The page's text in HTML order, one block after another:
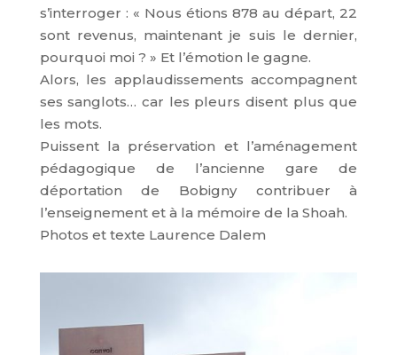
s’interroger : « Nous étions 878 au départ, 22
sont revenus, maintenant je suis le dernier,
pourquoi moi ? » Et l’émotion le gagne.
Alors, les applaudissements accompagnent
ses sanglots… car les pleurs disent plus que
les mots.
Puissent la préservation et l’aménagement
pédagogique de l’ancienne gare de
déportation de Bobigny contribuer à
l’enseignement et à la mémoire de la Shoah.
Photos et texte Laurence Dalem